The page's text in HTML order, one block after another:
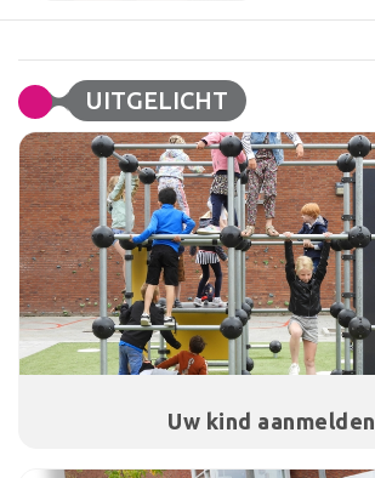
UITGELICHT
Uw kind aanmelden